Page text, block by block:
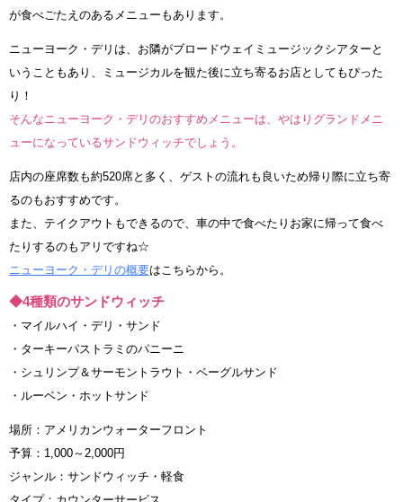
が食べごたえのあるメニューもあります。
ニューヨーク・デリは、お隣がブロードウェイミュージックシアターと
いうこともあり、ミュージカルを観た後に立ち寄るお店としてもぴった
り！
そんなニューヨーク・デリのおすすめメニューは、やはりグランドメニ
ューになっているサンドウィッチでしょう。
店内の座席数も約520席と多く、ゲストの流れも良いため帰り際に立ち寄
るのもおすすめです。
また、テイクアウトもできるので、車の中で食べたりお家に帰って食べ
たりするのもアリですね☆
ニューヨーク・デリの概要はこちらから。
◆4種類のサンドウィッチ
・マイルハイ・デリ・サンド
・ターキーパストラミのパニーニ
・シュリンプ＆サーモントラウト・ベーグルサンド
・ルーベン・ホットサンド
場所：アメリカンウォーターフロント
予算：1,000～2,000円
ジャンル：サンドウィッチ・軽食